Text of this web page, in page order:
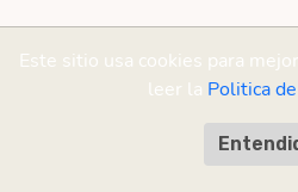
Este sitio usa cookies para
leer la Politica